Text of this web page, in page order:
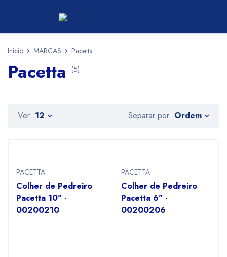
Início MARCAS Pacetta
Pacetta (5)
Separar por Ordem
Ver 12
PACETTA
Colher de Pedreiro
Pacetta 10" -
00200210
PACETTA
Colher de Pedreiro
Pacetta 6" -
00200206